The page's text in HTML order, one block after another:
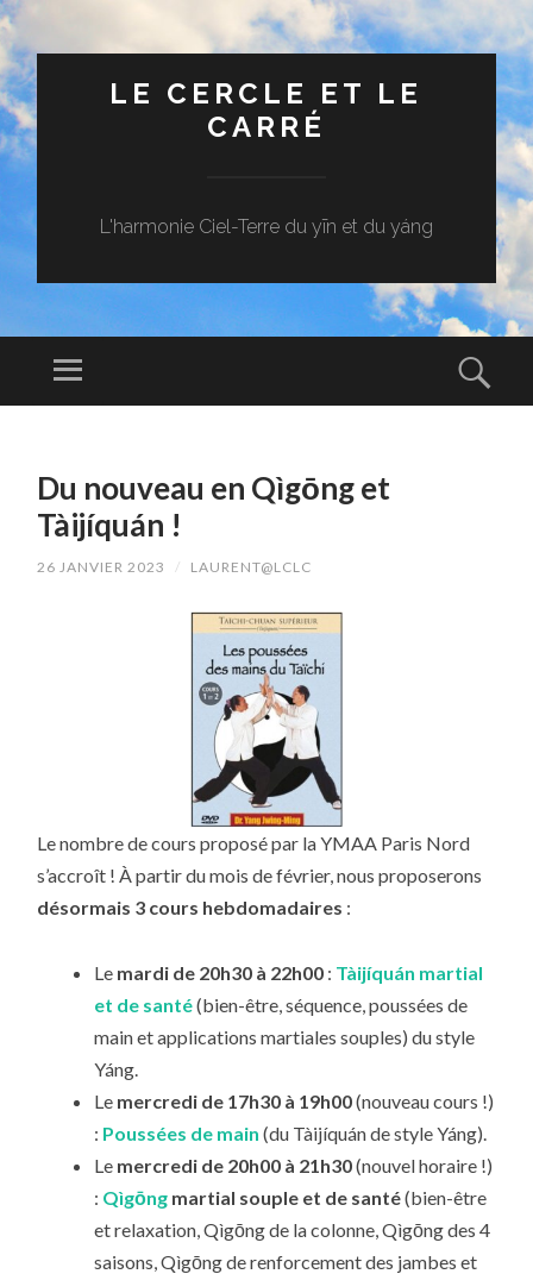
LE CERCLE ET LE
CARRÉ
L'harmonie Ciel-Terre du yīn et du yáng
Menu
CONTENU
PRINCIPAL
Du nouveau en Qìgōng et
Tàijíquán !
26 JANVIER 2023 / LAURENT@LCLC
Le nombre de cours proposé par la YMAA Paris Nord
s’accroît ! À partir du mois de février, nous proposerons
désormais 3 cours hebdomadaires :
Le mardi de 20h30 à 22h00 : Tàijíquán martial
et de santé(bien-être, séquence, poussées de
main et applications martiales souples) du style
Yáng.
Le mercredi de 17h30 à 19h00(nouveau cours !)
: Poussées de main (du Tàijíquán de style Yáng).
Le mercredi de 20h00 à 21h30(nouvel horaire !)
: Qìgōng martial souple et de santé(bien-être
et relaxation, Qìgōng de la colonne, Qìgōng des 4
saisons, Qìgōng de renforcement des jambes et